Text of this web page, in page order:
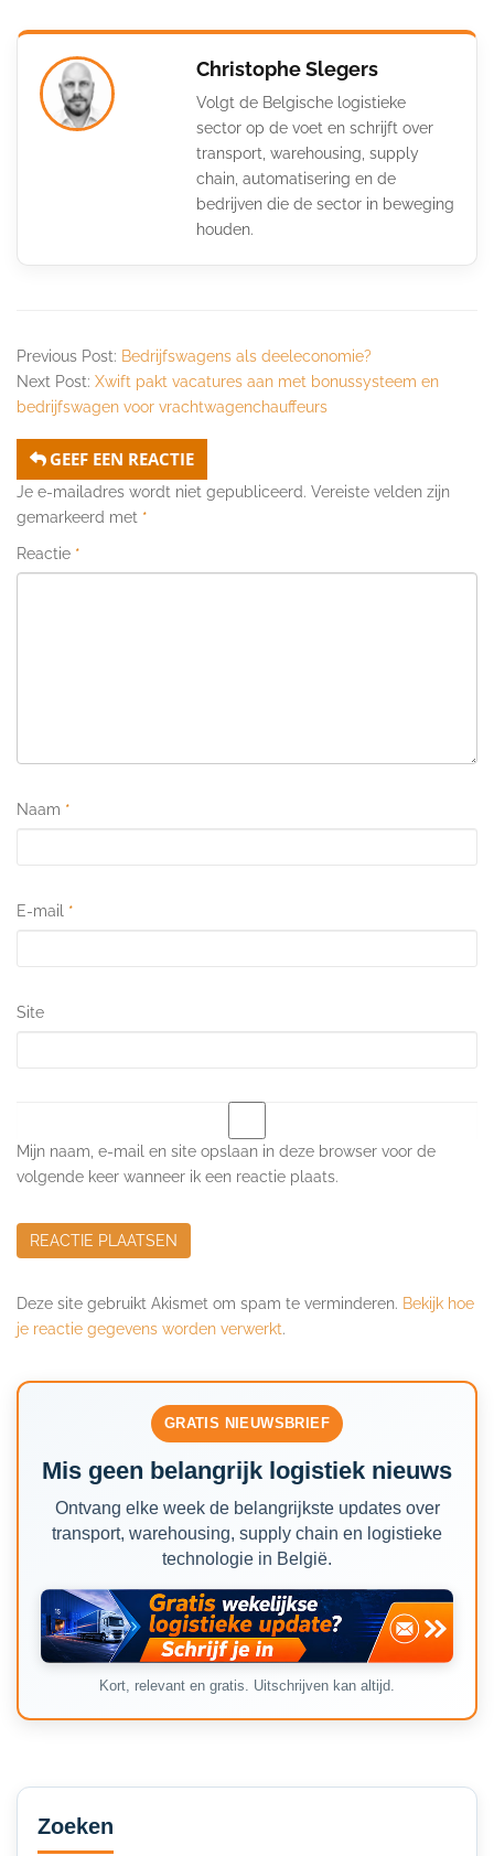
Christophe Slegers
Volgt de Belgische logistieke
sector op de voet en schrijft over
transport, warehousing, supply
chain, automatisering en de
bedrijven die de sector in beweging
houden.
Previous Post: Bedrijfswagens als deeleconomie?
Next Post: Xwift pakt vacatures aan met bonussysteem en
bedrijfswagen voor vrachtwagenchauffeurs
GEEF EEN REACTIE
Je e-mailadres wordt niet gepubliceerd. Vereiste velden zijn
gemarkeerd met *
Reactie *
Naam *
E-mail *
Site
Mijn naam, e-mail en site opslaan in deze browser voor de
volgende keer wanneer ik een reactie plaats.
Deze site gebruikt Akismet om spam te verminderen. Bekijk hoe
je reactie gegevens worden verwerkt.
GRATIS NIEUWSBRIEF
Mis geen belangrijk logistiek nieuws
Ontvang elke week de belangrijkste updates over
transport, warehousing, supply chain en logistieke
technologie in België.
Kort, relevant en gratis. Uitschrijven kan altijd.
Secondary
Sidebar
Zoeken